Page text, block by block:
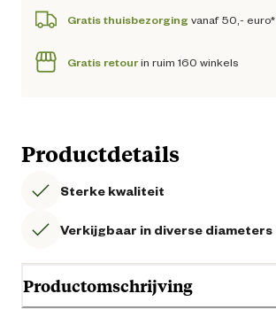
Gratis thuisbezorging vanaf 50,- euro*
Gratis retourin ruim 160 winkels
Productdetails
Sterke kwaliteit
Verkijgbaar in diverse diameters
Productomschrijving